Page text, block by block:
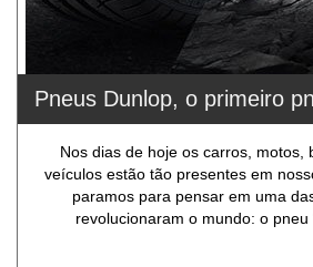
Pneus Dunlop, o primeiro
Nos dias de hoje os carros, motos,
veículos estão tão presentes em
paramos para pensar em uma
revolucionaram o mundo: o pneu